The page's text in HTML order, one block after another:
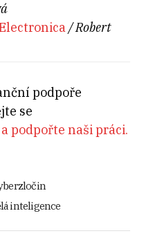
/ Robert
podpoře
se
podpořte naši práci.
inteligence